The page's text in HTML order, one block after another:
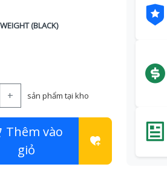
(BLACK)
+ sản phẩm tại kho
Thêm vào
giỏ